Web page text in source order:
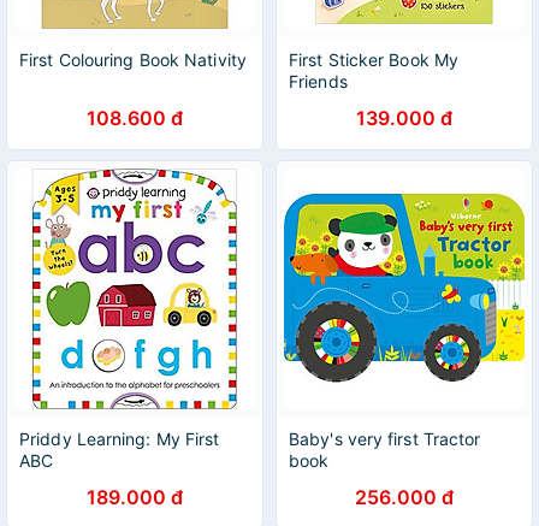
First Colouring Book Nativity
108.600 đ
First Sticker Book My
Friends
139.000 đ
Priddy Learning: My First
ABC
189.000 đ
Baby's very first Tractor
book
256.000 đ